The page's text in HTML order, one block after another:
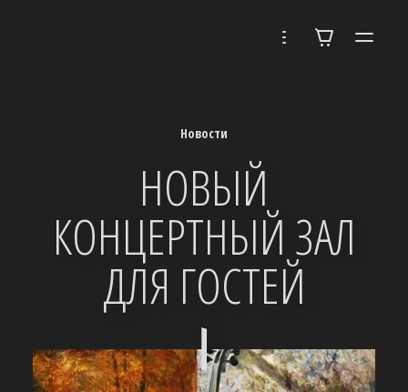
Новости
НОВЫЙ
КОНЦЕРТНЫЙ ЗАЛ
ДЛЯ ГОСТЕЙ